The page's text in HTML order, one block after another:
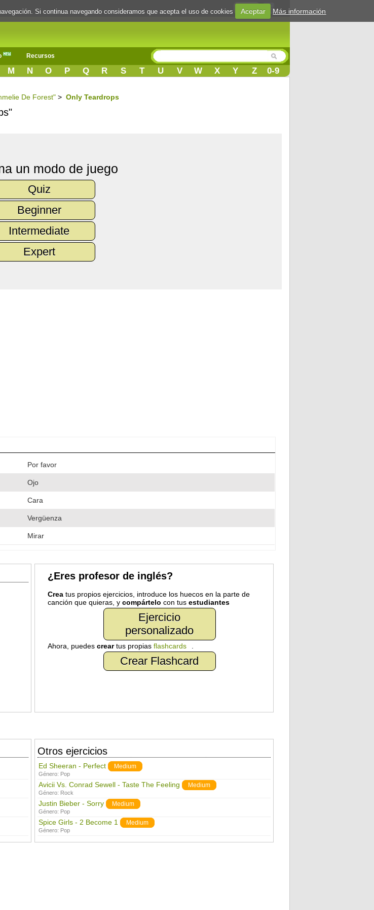
Login
Recursos
M N O P Q R S T U V W X Y Z 0-9
De Forest" > Only Teardrops
un modo de juego
Quiz
Beginner
Intermediate
Expert
Por favor
Ojo
Cara
Vergüenza
Mirar
¿Eres profesor de inglés?
Creatus propios ejercicios, introduce los huecos en la parte de
canción que quieras, y compártelo con tus estudiantes
Ejercicio
personalizado
Ahora, puedes creartus propias flashcards
Crear Flashcard
Otros ejercicios
Ed Sheeran - Perfect Medium
Género: Pop
Avicii Vs. Conrad Sewell - Taste The Feeling Medium
Género: Rock
Justin Bieber - Sorry Medium
Género: Pop
Spice Girls - 2 Become 1 Medium
Género: Pop
Si continua navegando consideramos que acepta el uso de cookies Aceptar Más información